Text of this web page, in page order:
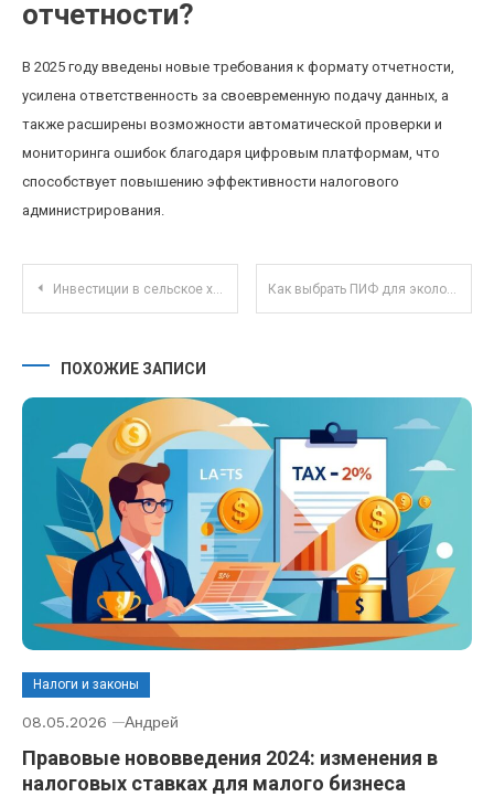
отчетности?
В 2025 году введены новые требования к формату отчетности,
усилена ответственность за своевременную подачу данных, а
также расширены возможности автоматической проверки и
мониторинга ошибок благодаря цифровым платформам, что
способствует повышению эффективности налогового
администрирования.
Навигация по записям
Инвестиции в сельское хозяйство: как современные технологии меняют аграрный бизнес Как выбрать ПИФ для экологических и социальной ответственности инвестиций?
ПОХОЖИЕ ЗАПИСИ
Налоги и законы
08.05.2026 Андрей
Правовые нововведения 2024: изменения в
налоговых ставках для малого бизнеса